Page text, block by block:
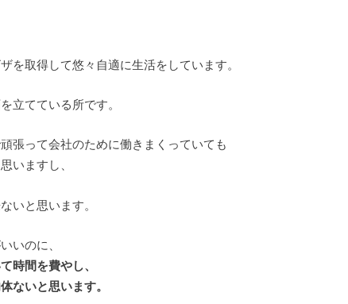
を取得して悠々自適に生活をしています。
立てている所です。
張って会社のために働きまくっていても
いますし、
いと思います。
いのに、
時間を費やし、
ないと思います。